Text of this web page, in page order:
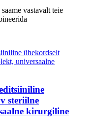
vastavalt teie
steriilne
kirurgiline